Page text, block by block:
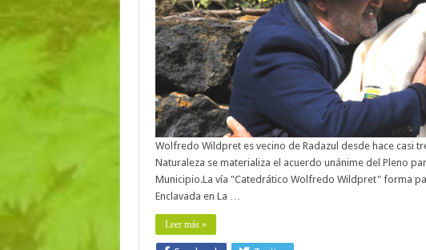
Wolfredo Wildpret es vecino de Radazul desde hace casi
Naturaleza se materializa el acuerdo unánime del Pleno
Municipio.La vía "Catedrático Wolfredo Wildpret" forma
Enclavada en La …
Leer más »